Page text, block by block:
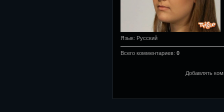
Язык: Русский
Всего комментариев: 0
Добавлять